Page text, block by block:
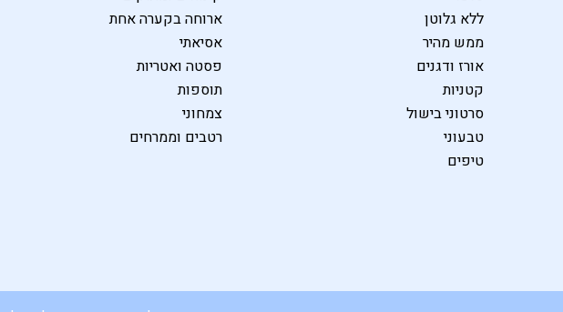
ללא גלוטן
ארוחה בקערה אחת
ממש מהיר
אסיאתי
אורז ודגנים
פסטה ואטריות
קטניות
תוספות
סרטוני בישול
צמחוני
טבעוני
רטבים וממרחים
טיפים